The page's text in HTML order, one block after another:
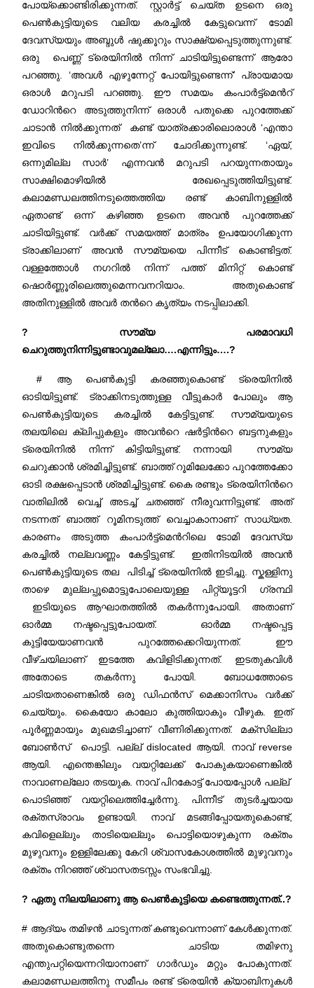
പോയ്ക്കൊണ്ടിരിക്കുന്നത്. സ്റ്റാർട്ട് ചെയ്ത ഉടനെ ഒരു
പെൺകുട്ടിയുടെ വലിയ കരച്ചിൽ കേട്ടുവെന്ന് ടോമി
ദേവസ്യയും അബ്ദുൾ ഷുക്കൂറും സാക്ഷ്യപ്പെടുത്തുന്നുണ്ട്.
ഒരു പെണ്ണ് ട്രെയിനിൽ നിന്ന് ചാടിയിട്ടുണ്ടെന്ന് ആരോ
പറഞ്ഞു. ‘അവൾ എഴുന്നേറ്റ് പോയിട്ടുണ്ടെന്ന്’ പ്രായമായ
ഒരാൾ മറുപടി പറഞ്ഞു. ഈ സമയം കംപാർട്ട്മെന്‍റ്
ഡോറിന്‍റെ അടുത്തുനിന്ന് ഒരാൾ പതുക്കെ പുറത്തേക്ക്
ചാടാൻ നിൽക്കുന്നത് കണ്ട് യാത്രക്കാരിലൊരാൾ ‘എന്താ
ഇവിടെ നിൽക്കുന്നതെ’ന്ന് ചോദിക്കുന്നുണ്ട്. ‘ഏയ്,
ഒന്നുമില്ല സാർ’ എന്നവൻ മറുപടി പറയുന്നതായും
സാക്ഷിമൊഴിയിൽ രേഖപ്പെടുത്തിയിട്ടുണ്ട്.
കലാമണ്ഡലത്തിനടുത്തെത്തിയ രണ്ട് കാബിനുള്ളിൽ
ഏതാണ്ട് ഒന്ന് കഴിഞ്ഞ ഉടനെ അവൻ പുറത്തേക്ക്
ചാടിയിട്ടുണ്ട്. വർക്ക് സമയത്ത് മാത്രം ഉപയോഗിക്കുന്ന
ട്രാക്കിലാണ് അവൻ സൗമ്യയെ പിന്നീട് കൊണ്ടിട്ടത്.
വള്ളത്തോൾ നഗറിൽ നിന്ന് പത്ത് മിനിറ്റ് കൊണ്ട്
ഷൊർണ്ണൂരിലെത്തുമെന്നവനറിയാം. അതുകൊണ്ട്
അതിനുള്ളിൽ അവർ തന്‍റെ കൃത്യം നടപ്പിലാക്കി.
? സൗമ്യ പരമാവധി
ചെറുത്തുനിന്നിട്ടുണ്ടാവുമല്ലോ….എന്നിട്ടും….?
# ആ പെൺകുട്ടി കരഞ്ഞുകൊണ്ട് ട്രെയിനിൽ
ഓടിയിട്ടുണ്ട്. ട്രാക്കിനടുത്തുള്ള വീട്ടുകാർ പോലും ആ
പെൺകുട്ടിയുടെ കരച്ചിൽ കേട്ടിട്ടുണ്ട്. സൗമ്യയുടെ
തലയിലെ ക്ലിപ്പുകളും അവന്‍റെ ഷർട്ടിന്‍റെ ബട്ടനുകളും
ട്രെയിനിൽ നിന്ന് കിട്ടിയിട്ടുണ്ട്. നന്നായി സൗമ്യ
ചെറുക്കാൻ ശ്രമിച്ചിട്ടുണ്ട്. ബാത്ത് റൂമിലേക്കോ പുറത്തേക്കോ
ഓടി രക്ഷപ്പെടാൻ ശ്രമിച്ചിട്ടുണ്ട്. കൈ രണ്ടും ട്രെയിനിന്‍റെ
വാതിലിൽ വെച്ച് അടച്ച് ചതഞ്ഞ് നീരുവന്നിട്ടുണ്ട്. അത്
നടന്നത് ബാത്ത് റൂമിനടുത്ത് വെച്ചാകാനാണ് സാധ്യത.
കാരണം അടുത്ത കംപാർട്ട്മെന്‍റിലെ ടോമി ദേവസ്യ
കരച്ചിൽ നല്ലവണ്ണം കേട്ടിട്ടുണ്ട്. ഇതിനിടയിൽ അവൻ
പെൺകുട്ടിയുടെ തല പിടിച്ച് ട്രെയിനിൽ ഇടിച്ചു. സ്കള്ളിനു
താഴെ മുല്ലപ്പൂമൊട്ടുപോലെയുള്ള പിറ്റ്യൂട്ടറി ഗ്രന്ഥി
ഇടിയുടെ ആഘാതത്തിൽ തകർന്നുപോയി. അതാണ്
ഓർമ്മ നഷ്ടപ്പെട്ടുപോയത്. ഓർമ്മ നഷ്ടപ്പെട്ട
കുട്ടിയേയാണവൻ പുറത്തേക്കെറിയുന്നത്. ഈ
വീഴ്ചയിലാണ് ഇടത്തേ കവിളിടിക്കുന്നത്. ഇടതുകവിൾ
അതോടെ തകർന്നു പോയി. ബോധത്തോടെ
ചാടിയതാണെങ്കിൽ ഒരു ഡിഫൻസ് മെക്കാനിസം വർക്ക്
ചെയ്യും. കൈയോ കാലോ കുത്തിയാകും വീഴുക. ഇത്
പൂർണ്ണമായും മുഖമടിച്ചാണ് വീണിരിക്കുന്നത്. മക്സില്ലാ
ബോൺസ് പൊട്ടി. പല്ല് dislocated ആയി. നാവ് reverse
ആയി. എന്തെങ്കിലും വയറ്റിലേക്ക് പോകുകയാണെങ്കിൽ
നാവാണല്ലോ തടയുക. നാവ് പിറകോട്ട് പോയപ്പോൾ പല്ല്
പൊടിഞ്ഞ് വയറ്റിലെത്തിച്ചേർന്നു. പിന്നീട് തുടർച്ചയായ
രക്തസ്രാവം ഉണ്ടായി. നാവ് മടങ്ങിപ്പോയതുകൊണ്ട്,
കവിളെല്ലും താടിയെല്ലും പൊട്ടിയൊഴുകുന്ന രക്തം
മുഴുവനും ഉള്ളിലേക്കു കേറി ശ്വാസകോശത്തിൽ മുഴുവനും
രക്തം നിറഞ്ഞ് ശ്വാസതടസ്സം സംഭവിച്ചു.
? ഏതു നിലയിലാണു ആ പെൺകുട്ടിയെ കണ്ടെത്തുന്നത്..?
# ആദ്യം തമിഴൻ ചാടുന്നത് കണ്ടുവെന്നാണ് കേൾക്കുന്നത്.
അതുകൊണ്ടുതന്നെ ചാടിയ തമിഴനു
എന്തുപറ്റിയെന്നറിയാനാണ് ഗാർഡും മറ്റും പോകുന്നത്.
കലാമണ്ഡലത്തിനു സമീപം രണ്ട് ട്രെയിൻ ക്യാബിനുകൾ